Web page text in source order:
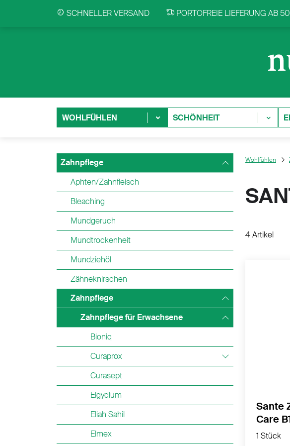
SCHNELLER VERSAND PORTOFREIE LIEFERUNG AB
WOHLFÜHLEN SCHÖNHEIT
Zahnpflege
Aphten/Zahnfleisch
Bleaching
Mundgeruch
Mundtrockenheit
Mundziehöl
Zähneknirschen
Zahnpflege
Zahnpflege für Erwachsene
Bioniq
Curaprox
Curasept
Elgydium
Eliah Sahil
Elmex
Wohlfühlen
4 Artikel
1
Sante
Care
1 Stück